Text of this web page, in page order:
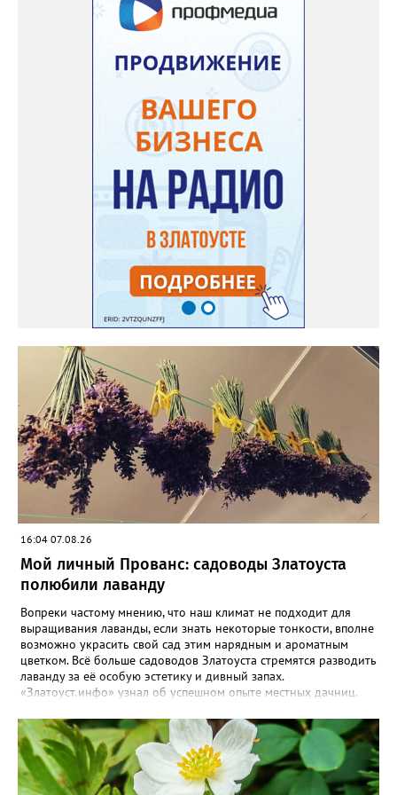
(он жёлтый и, говорят, очень сладкий). Вот уже первый на пару
кило вызрел. Чтобы не оборвал плеть, подвешиваю своих
полосатиков в сетках из-под овощей или авоськах,
подкармливаю. Не терпится попробовать!». Опытные
бахчеводы из южных регионов в соцсетях посоветовали нашей
землячке: арбуз будет созревшим не раньше, чем с его кожуры
пропадет матовость (станет глянцевым). По срокам опыления
норма зрелости для «Коккоро» - не менее 42 дней от завязи
размером с грецкий орех. Екатерина выяснила у знающих
людей и причину своих неудач – её сеянцы не опылялись, и это
нужно было делать самостоятельно. «Мужской» цветочек для
этого прикладывают к «женскому» - тычинку к пестику. Фото:
Екатерина Громова, специально для «Златоуст.инфо».
Обсуждение новости здесь
ВКОНТАКТЕ https://vk.com/newszlatoust74
16:04 07.08.26
Мой личный Прованс: садоводы Златоуста
полюбили лаванду
Вопреки частому мнению, что наш климат не подходит для
выращивания лаванды, если знать некоторые тонкости, вполне
возможно украсить свой сад этим нарядным и ароматным
цветком. Всё больше садоводов Златоуста стремятся разводить
лаванду за её особую эстетику и дивный запах.
«Златоуст.инфо» узнал об успешном опыте местных дачниц.
семян (на фото), - отметила «Златоуст.инфо» хозяйка частного
дома Екатерина Бойко. – Посадила вдоль забора, потому что
низины этот цветок не любит. Вот уже второй год растет и
радует меня. Соседи просят саженцы: аромат и до них
доносится. В конце лета собираю лаванду в пучки, сушу –